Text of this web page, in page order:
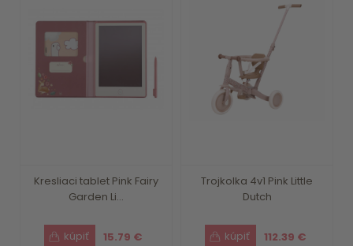
Kresliaci tablet Pink Fairy
Garden Li...
15.79 €
Trojkolka 4v1 Pink Little
Dutch
112.39 €